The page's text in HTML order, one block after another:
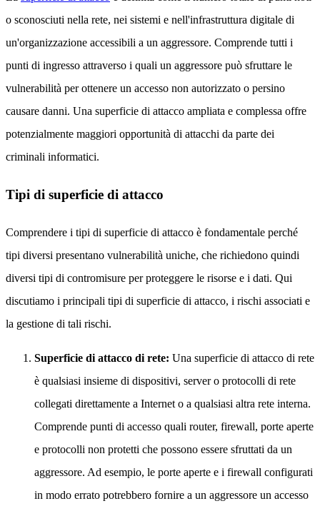
o sconosciuti nella rete, nei sistemi e nell'infrastruttura digitale di
un'organizzazione accessibili a un aggressore. Comprende tutti i
punti di ingresso attraverso i quali un aggressore può sfruttare le
vulnerabilità per ottenere un accesso non autorizzato o persino
causare danni. Una superficie di attacco ampliata e complessa offre
potenzialmente maggiori opportunità di attacchi da parte dei
criminali informatici.
Tipi di superficie di attacco
Comprendere i tipi di superficie di attacco è fondamentale perché
tipi diversi presentano vulnerabilità uniche, che richiedono quindi
diversi tipi di contromisure per proteggere le risorse e i dati. Qui
discutiamo i principali tipi di superficie di attacco, i rischi associati e
la gestione di tali rischi.
Superficie di attacco di rete: Una superficie di attacco di rete
è qualsiasi insieme di dispositivi, server o protocolli di rete
collegati direttamente a Internet o a qualsiasi altra rete interna.
Comprende punti di accesso quali router, firewall, porte aperte
e protocolli non protetti che possono essere sfruttati da un
aggressore. Ad esempio, le porte aperte e i firewall configurati
in modo errato potrebbero fornire a un aggressore un accesso